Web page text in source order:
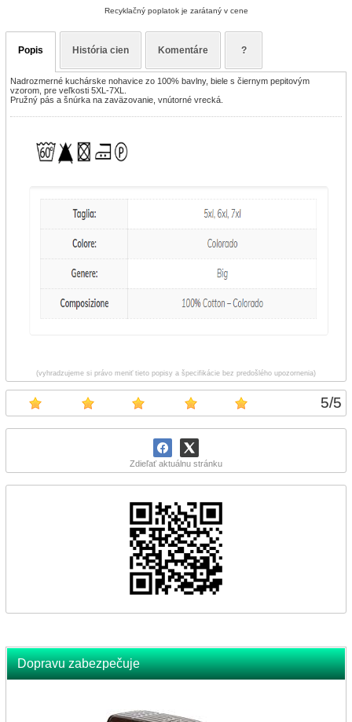
5/5
Zdieľať aktuálnu stránku
Dopravu zabezpečuje
Recyklačný poplatok je zarátaný v cene
Popis História cien Komentáre ?
Nadrozmerné kuchárske nohavice zo 100% bavlny, biele s čiernym pepitovým
vzorom, pre veľkosti 5XL-7XL.
Pružný pás a šnúrka na zaväzovanie, vnútorné vrecká.
(vyhradzujeme si právo meniť tieto popisy a špecifikácie bez predošlého upozornenia)